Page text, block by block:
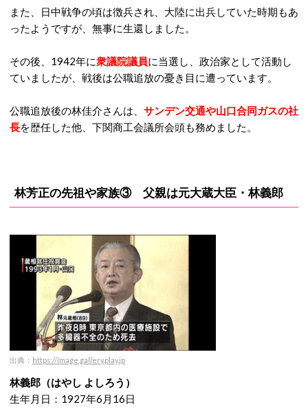
また、日中戦争の頃は徴兵され、大陸に出兵していた時期もあ
ったようですが、無事に生還しました。
その後、1942年に衆議院議員に当選し、政治家として活動し
ていましたが、戦後は公職追放の憂き目に遭っています。
公職追放後の林佳介さんは、 サンデン交通や山口合同ガスの社
長を歴任した他、下関商工会議所会頭も務めました。
林芳正の先祖や家族③ 父親は元大蔵大臣・林義郎
出典： https://image.gallery.play.jp
林義郎（はやし よしろう）
生年月日：1927年6月16日